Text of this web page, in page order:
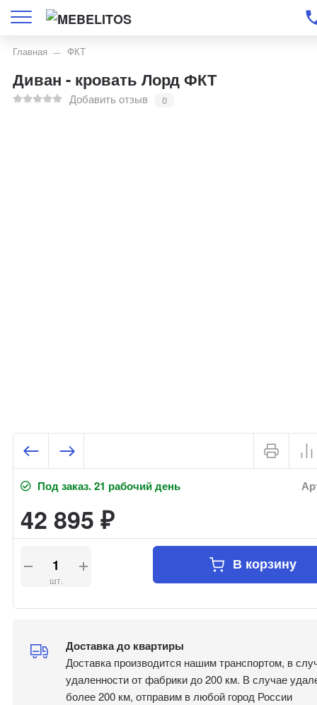
Главная ФКТ
Диван - кровать Лорд ФКТ
Добавить отзыв 0
Под заказ. 21 рабочий день
42 895₽
шт.
В корзину
Доставка до квартиры
Доставка производится нашим транспортом, в
удаленности от фабрики до 200 км. В случае
более 200 км, отправим в любой город России